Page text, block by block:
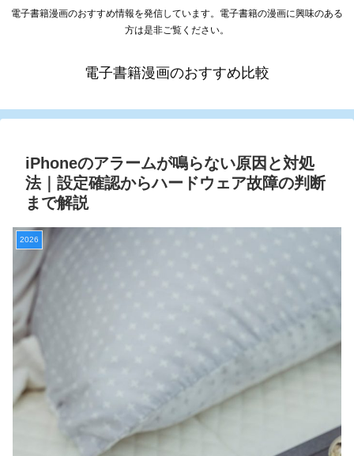
電子書籍漫画のおすすめ情報を発信しています。電子書籍の漫画に興味のある
方は是非ご覧ください。
電子書籍漫画のおすすめ比較
iPhoneのアラームが鳴らない原因と対処
法｜設定確認からハードウェア故障の判断
まで解説
2026